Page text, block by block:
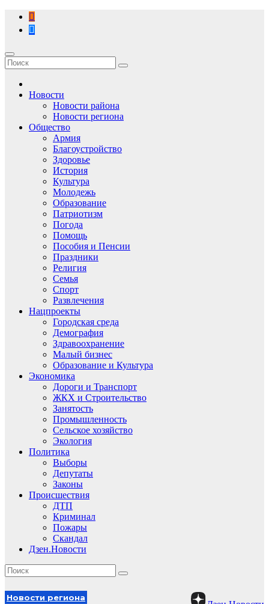
Перейти
содержимому
Новости
Новости района
Новости региона
Общество
Армия
Благоустройство
Здоровье
История
Культура
Молодежь
Образование
Патриотизм
Погода
Помощь
Пособия и Пенсии
Праздники
Религия
Семья
Спорт
Развлечения
Нацпроекты
Городская среда
Демография
Здравоохранение
Малый бизнес
Образование и Культура
Экономика
Дороги и Транспорт
ЖКХ и Строительство
Занятость
Промышленность
Сельское хозяйство
Экология
Политика
Выборы
Депутаты
Законы
Происшествия
ДТП
Криминал
Пожары
Скандал
Дзен.Новости
Новости региона